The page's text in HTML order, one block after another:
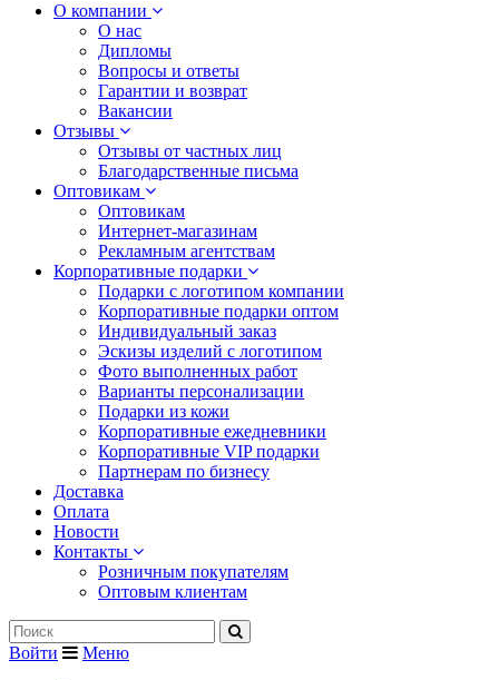
О компании
О нас
Дипломы
Вопросы и ответы
Гарантии и возврат
Вакансии
Отзывы
Отзывы от частных лиц
Благодарственные письма
Оптовикам
Оптовикам
Интернет-магазинам
Рекламным агентствам
Корпоративные подарки
Подарки с логотипом компании
Корпоративные подарки оптом
Индивидуальный заказ
Эскизы изделий с логотипом
Фото выполненных работ
Варианты персонализации
Подарки из кожи
Корпоративные ежедневники
Корпоративные VIP подарки
Партнерам по бизнесу
Доставка
Оплата
Новости
Контакты
Розничным покупателям
Оптовым клиентам
Войти
Меню